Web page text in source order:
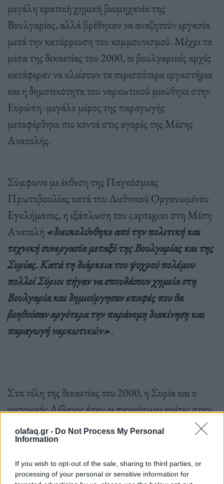
olafaq.gr - Do Not Process My Personal
Information
If you wish to opt-out of the sale, sharing to third parties, or
processing of your personal or sensitive information for
μεγάλη κρατική χημική βιομηχανία της
Βουλγαρίας, αλλά βρέθηκαν να αναζητούν εργασία
μετά την κατάρρευση του κομμουνισμού. Μέχρι τα
μέσα της δεκαετίας του 2000, οι βουλγαρικές αρχές
κατάφεραν να κλείσουν τα περισσότερα εργαστήρια
και η δημοτικότητα του ναρκωτικού μειώθηκε στην
Ευρώπη -μεγάλο μέρος της παραγωγής
μεταφέρθηκε πιο κοντά στις αγορές της Μέσης
Ανατολής.
Σύμφωνα με έκθεση της Παγκόσμιας
Πρωτοβουλίας κατά του Διεθνικού Οργανωμένου
Εγκλήματος, η εξάπλωση του captagon στη Μέση
Ανατολή «διευκολύνθηκε από την πολιτική και
τεχνική συνεργασία μεταξύ της Βουλγαρίας και της
Συρίας. Κατά τη διάρκεια του ψυχρού πολέμου
πολλοί Σύριοι πήγαν να σπουδάσουν χημεία στη
Βουλγαρία και δημιούργησαν επαφές που θα
βοηθούσαν αργότερα την παράνομη διακίνηση και
παραγωγή ναρκωτικών».
Στα τέλη της δεκαετίας του 2000, η Συρία και ο
γειτονικός Λίβανος ήταν οι παγκόσμιοι ηγέτες στην
παραγωγή captagon. Η κυκλοφορία επιταχύνθηκε
από τον συριακό εμφύλιο πόλεμο, ο οποίος ξέσπασε
το 2011.